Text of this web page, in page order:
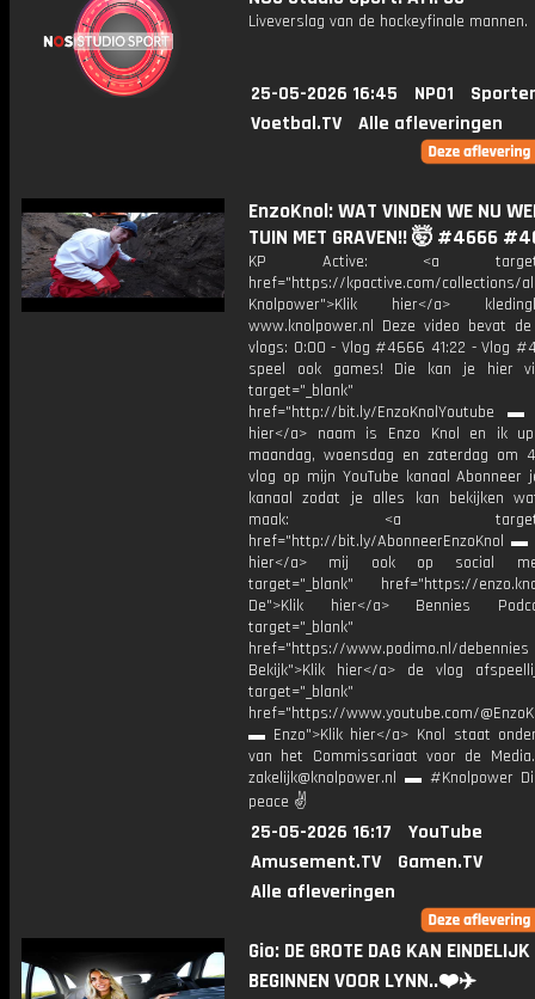
Liveverslag van de hockeyfinale mannen.
25-05-2026 16:45 NPO1
Voetbal.TV
Alle afleveringen
EnzoKnol: WAT VINDEN WE NU
TUIN MET GRAVEN!! 🤯 #4666
KP Active: <a
href="https://kpactive.com/collections/
Knolpower">Klik hier</a>
www.knolpower.nl Deze video bevat
vlogs: 0:00 - Vlog #4666 41:22 - Vlog
speel ook games! Die kan je hier
target="_blank"
href="http://bit.ly/EnzoKnolYoutube ▬
hier</a> naam is Enzo Knol en ik
maandag, woensdag en zaterdag om
vlog op mijn YouTube kanaal Abonneer
kanaal zodat je alles kan bekijken
maak: <a
href="http://bit.ly/AbonneerEnzoKnol ▬
hier</a> mij ook op social
target="_blank" href="https://
De">Klik hier</a> Bennies
target="_blank"
href="https://www.podimo.nl/debennies
Bekijk">Klik hier</a> de vlog
target="_blank"
href="https://www.youtube.com/
▬ Enzo">Klik hier</a> Knol staat
van het Commissariaat voor de
zakelijk@knolpower.nl ▬ #Knolpower
peace ✌
25-05-2026 16:17
YouTube
Amusement.TV
Gamen.TV
Alle afleveringen
Gio: DE GROTE DAG KAN EINDELIJK
BEGINNEN VOOR LYNN..❤️✈️